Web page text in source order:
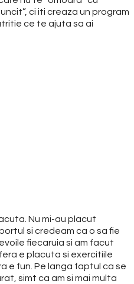
ci iti creaza un program
ce te ajuta sa ai
Nu mi-au placut
si credeam ca o sa fie
fiecaruia si am facut
e placuta si exercitiile
e fun. Pe langa faptul ca se
simt ca am si mai multa